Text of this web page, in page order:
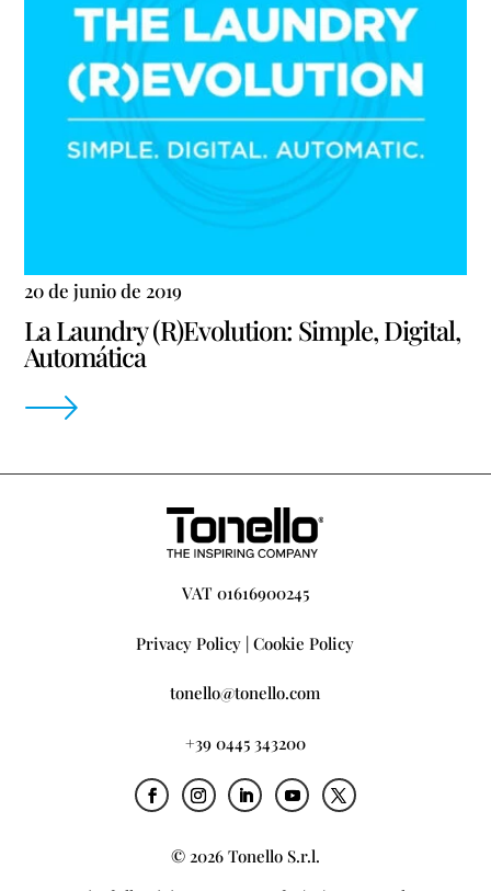
20 de junio de 2019
La Laundry (R)Evolution: Simple, Digital,
Automática
VAT 01616900245
Privacy Policy |Cookie Policy
tonello@tonello.com
+39 0445 343200
© 2026 Tonello S.r.l.